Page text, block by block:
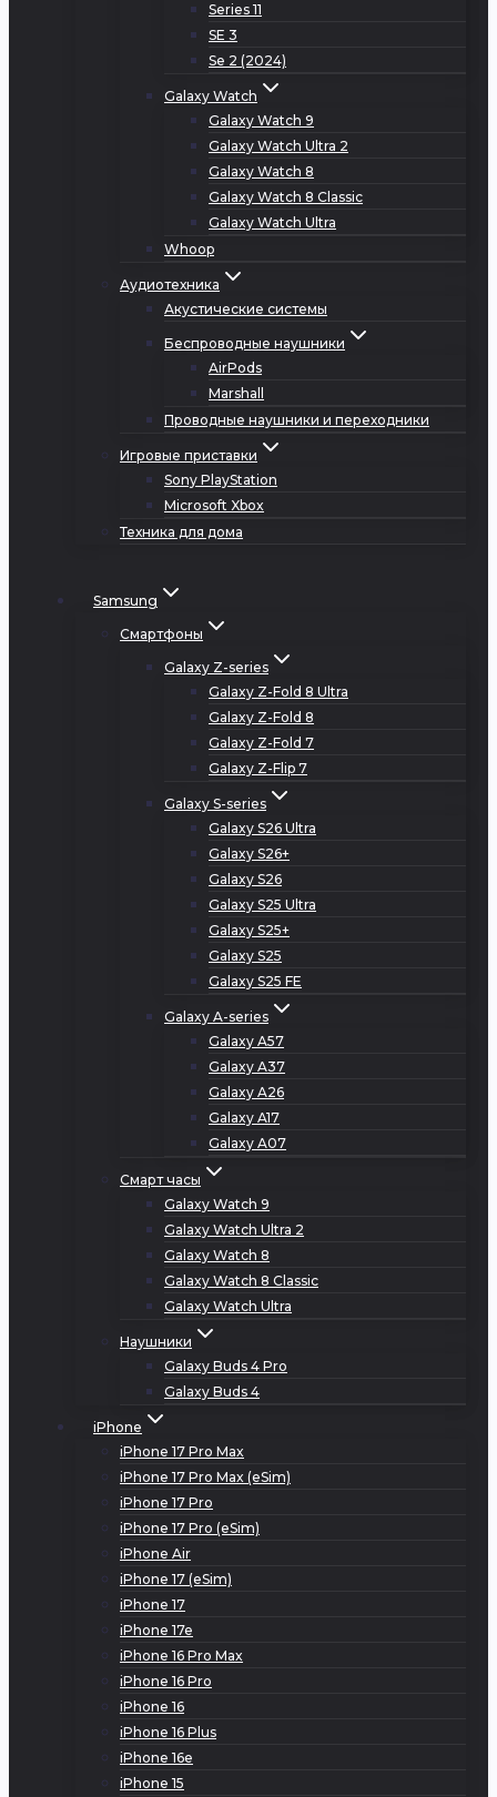
Series 11
SE 3
Se 2 (2024)
Galaxy Watch
Galaxy Watch 9
Galaxy Watch Ultra 2
Galaxy Watch 8
Galaxy Watch 8 Classic
Galaxy Watch Ultra
Whoop
Аудиотехника
Акустические системы
Беспроводные наушники
AirPods
Marshall
Проводные наушники и переходники
Игровые приставки
Sony PlayStation
Microsoft Xbox
Техника для дома
Samsung
Смартфоны
Galaxy Z-series
Galaxy Z-Fold 8 Ultra
Galaxy Z-Fold 8
Galaxy Z-Fold 7
Galaxy Z-Flip 7
Galaxy S-series
Galaxy S26 Ultra
Galaxy S26+
Galaxy S26
Galaxy S25 Ultra
Galaxy S25+
Galaxy S25
Galaxy S25 FE
Galaxy A-series
Galaxy A57
Galaxy A37
Galaxy A26
Galaxy A17
Galaxy A07
Смарт часы
Galaxy Watch 9
Galaxy Watch Ultra 2
Galaxy Watch 8
Galaxy Watch 8 Classic
Galaxy Watch Ultra
Наушники
Galaxy Buds 4 Pro
Galaxy Buds 4
iPhone
iPhone 17 Pro Max
iPhone 17 Pro Max (eSim)
iPhone 17 Pro
iPhone 17 Pro (eSim)
iPhone Air
iPhone 17 (eSim)
iPhone 17
iPhone 17e
iPhone 16 Pro Max
iPhone 16 Pro
iPhone 16
iPhone 16 Plus
iPhone 16e
iPhone 15